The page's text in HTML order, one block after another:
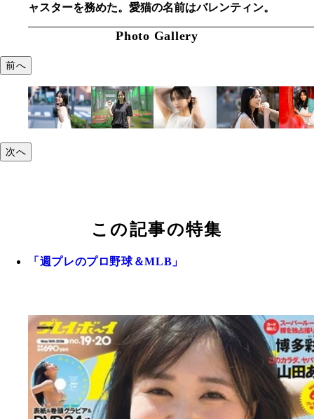
ャスターを務めた。愛猫の名前はバレンティン。
Photo Gallery
前へ
次へ
この記事の特集
「週プレのプロ野球＆MLB」